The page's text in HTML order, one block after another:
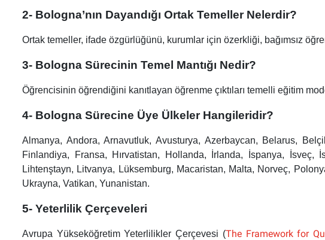
açmak
Control-
tuşlarına
2- Bologna’nın Dayandığı Ortak Temeller Nelerdir?
Ortak temeller, ifade özgürlüğünü, kurumlar için özerkliği, bağımsız
3- Bologna Sürecinin Temel Mantığı Nedir?
Öğrencisinin öğrendiğini kanıtlayan öğrenme çıktıları temelli eğitim
4- Bologna Sürecine Üye Ülkeler Hangileridir?
Almanya, Andora, Arnavutluk, Avusturya, Azerbaycan, Belarus,
Finlandiya, Fransa, Hırvatistan, Hollanda, İrlanda, İspanya, İsveç,
Lihtenştayn, Litvanya, Lüksemburg, Macaristan, Malta, Norveç,
Ukrayna, Vatikan, Yunanistan.
5- Yeterlilik Çerçeveleri
Avrupa Yükseköğretim Yeterlilikler Çerçevesi (The Framework for